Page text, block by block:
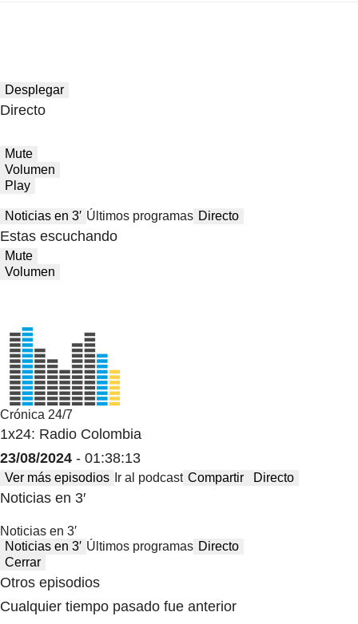
Desplegar
Directo
Mute
Volumen
Play
Noticias en 3′ Últimos programas Directo
Estas escuchando
Mute
Volumen
Crónica 24/7
1x24: Radio Colombia
23/08/2024 - 01:38:13
Ver más episodios Ir al podcast Compartir Directo
Noticias en 3′
Noticias en 3′
Noticias en 3′ Últimos programas Directo
Cerrar
Otros episodios
Cualquier tiempo pasado fue anterior